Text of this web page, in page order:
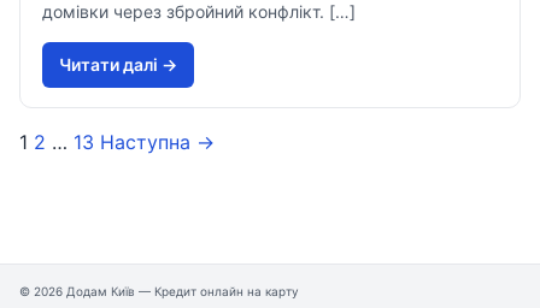
домівки через збройний конфлікт. […]
Читати далi →
1 2 … 13 Наступна →
© 2026 Додам Київ — Кредит онлайн на карту